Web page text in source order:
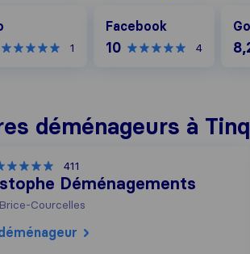
1
Facebook
10 4
déménageurs à
411
Déménagements
Courcelles